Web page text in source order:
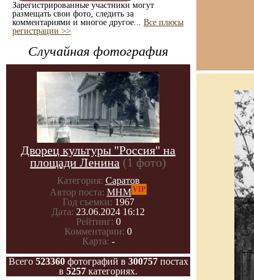
Зарегистрированные участники могут
размещать свои фото, следить за
комментариями и многое другое... Все плюсы
регистрации >>
Случайная фотография
Дворец культуры "Россия" на
площади Ленина (1 фото)
Категория: Саратов
Автор поста: МНМVIP
Год съемки: 1967
Дата: 23.06.2024 16:12
Рейтинг: 0
Комментарии: 0
Карта: -
Всего 523360фотографий в 300757постах
в 5257 категориях.